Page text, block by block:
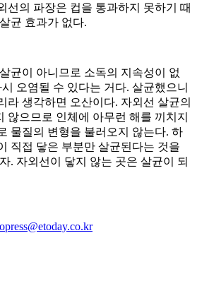
선의 파장은 컵을 통과하지 못하기 때
균 효과가 없다.
균이 아니므로 소독의 지속성이 없
오염될 수 있다는 거다. 살균했으니
라 생각하면 오산이다. 자외선 살균의
않으므로 인체에 아무런 해를 끼치지
물질의 변형을 불러오지 않는다. 하
직접 닿은 부분만 살균된다는 것을
. 자외선이 닿지 않는 곳은 살균이 되